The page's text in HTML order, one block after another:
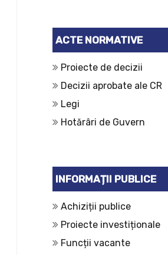
ACTE NORMATIVE
Proiecte de decizii
Decizii aprobate ale CR
Legi
Hotărâri de Guvern
INFORMAȚII PUBLICE
Achiziții publice
Proiecte investiționale
Funcții vacante